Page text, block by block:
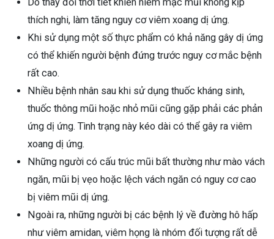
thích nghi, làm tăng nguy cơ viêm xoang dị ứng.
Khi sử dụng một số thực phẩm có khả năng gây dị ứng
có thể khiến người bệnh đứng trước nguy cơ mắc bệnh
rất cao.
Nhiều bệnh nhân sau khi sử dụng thuốc kháng sinh,
thuốc thông mũi hoặc nhỏ mũi cũng gặp phải các phản
ứng dị ứng. Tình trạng này kéo dài có thể gây ra viêm
xoang dị ứng.
Những người có cấu trúc mũi bất thường như mào vách
ngăn, mũi bị vẹo hoặc lệch vách ngăn có nguy cơ cao
bị viêm mũi dị ứng.
Ngoài ra, những người bị các bệnh lý về đường hô hấp
như viêm amidan, viêm họng là nhóm đối tượng rất dễ